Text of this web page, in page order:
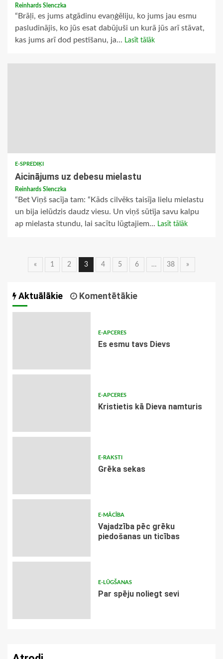
Reinhards Slenczka
“Brāļi, es jums atgādinu evaņģēliju, ko jums jau esmu
pasludinājis, ko jūs esat dabūjuši un kurā jūs arī stāvat,
kas jums arī dod pestīšanu, ja... Lasīt tālāk
E-SPREDIĶI
Aicinājums uz debesu mielastu
Reinhards Slenczka
“Bet Viņš sacīja tam: “Kāds cilvēks taisīja lielu mielastu
un bija ielūdzis daudz viesu. Un viņš sūtīja savu kalpu
ap mielasta stundu, lai sacītu lūgtajiem... Lasīt tālāk
Ziņu
« 1 2 3 4 5 6 … 38 »
Aktuālākie Komentētākie
E-APCERES
Es esmu tavs Dievs
E-APCERES
Kristietis kā Dieva namturis
E-RAKSTI
Grēka sekas
E-MĀCĪBA
Vajadzība pēc grēku
piedošanas un ticības
E-LŪGŠANAS
Par spēju noliegt sevi